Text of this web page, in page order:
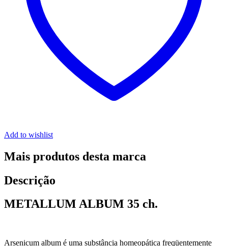
Add to wishlist
Mais produtos desta marca
Descrição
METALLUM ALBUM 35 ch.
Arsenicum album é uma substância homeopática freqüentemente